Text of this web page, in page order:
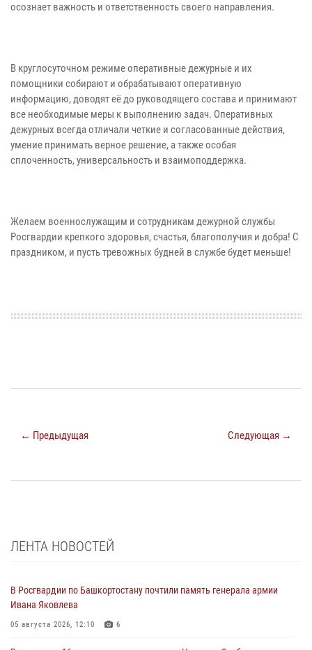
осознает важность и ответственность своего направления.
В круглосуточном режиме оперативные дежурные и их
помощники собирают и обрабатывают оперативную
информацию, доводят её до руководящего состава и принимают
все необходимые меры к выполнению задач. Оперативных
дежурных всегда отличали четкие и согласованные действия,
умение принимать верное решение, а также особая
сплоченность, универсальность и взаимоподдержка.
Желаем военнослужащим и сотрудникам дежурной службы
Росгвардии крепкого здоровья, счастья, благополучия и добра! С
праздником, и пусть тревожных будней в службе будет меньше!
← Предыдущая Следующая →
ЛЕНТА НОВОСТЕЙ
В Росгвардии по Башкортостану почтили память генерала армии
Ивана Яковлева
05 августа 2026, 12:10 6